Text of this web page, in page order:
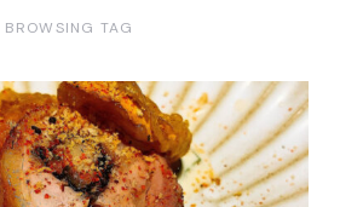
BROWSING TAG